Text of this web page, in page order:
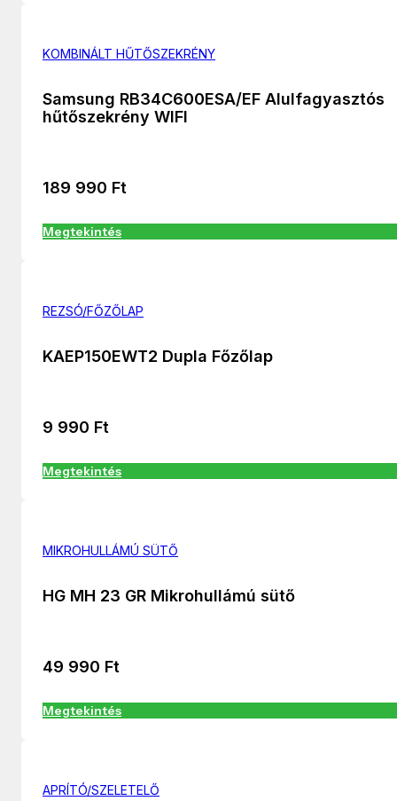
KOMBINÁLT HŰTŐSZEKRÉNY
Samsung RB34C600ESA/EF Alulfagyasztós
hűtőszekrény WIFI
189 990 Ft
Megtekintés
REZSÓ/FŐZŐLAP
KAEP150EWT2 Dupla Főzőlap
9 990 Ft
Megtekintés
MIKROHULLÁMÚ SÜTŐ
HG MH 23 GR Mikrohullámú sütő
49 990 Ft
Megtekintés
APRÍTÓ/SZELETELŐ